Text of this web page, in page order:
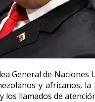
General de
y africanos,
los llamados de